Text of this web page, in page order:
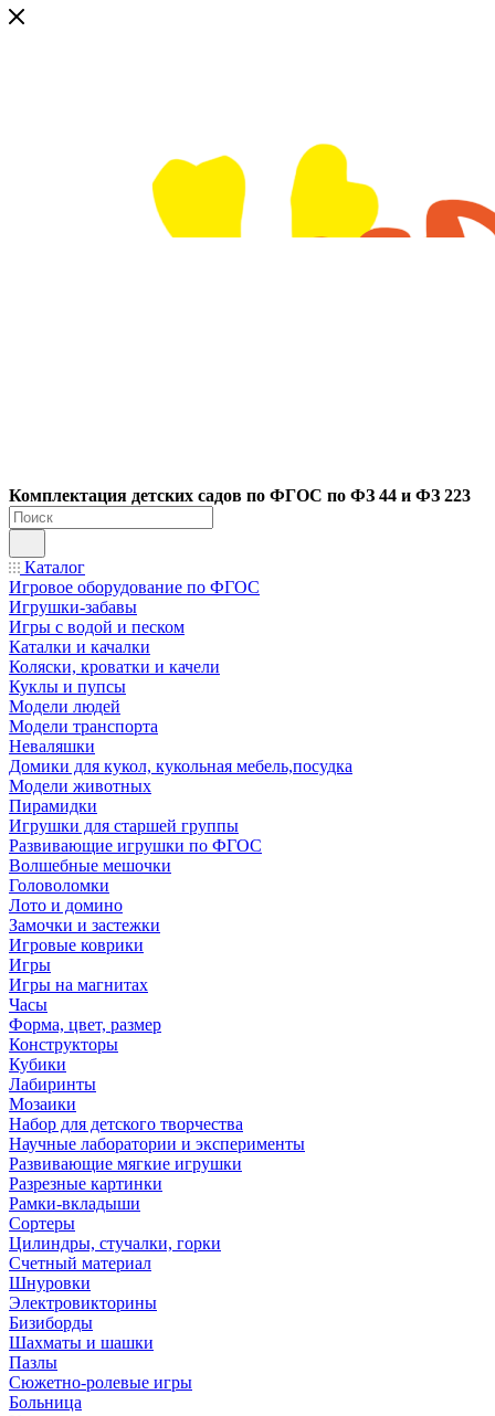
Комплектация детских садов по ФГОC по ФЗ 44 и ФЗ 223
Каталог
Игровое оборудование по ФГОС
Игрушки-забавы
Игры с водой и песком
Каталки и качалки
Коляски, кроватки и качели
Куклы и пупсы
Модели людей
Модели транспорта
Неваляшки
Домики для кукол, кукольная мебель,посудка
Модели животных
Пирамидки
Игрушки для старшей группы
Развивающие игрушки по ФГОС
Волшебные мешочки
Головоломки
Лото и домино
Замочки и застежки
Игровые коврики
Игры
Игры на магнитах
Часы
Форма, цвет, размер
Конструкторы
Кубики
Лабиринты
Мозаики
Набор для детского творчества
Научные лаборатории и эксперименты
Развивающие мягкие игрушки
Разрезные картинки
Рамки-вкладыши
Сортеры
Цилиндры, стучалки, горки
Счетный материал
Шнуровки
Электровикторины
Бизиборды
Шахматы и шашки
Пазлы
Сюжетно-ролевые игры
Больница